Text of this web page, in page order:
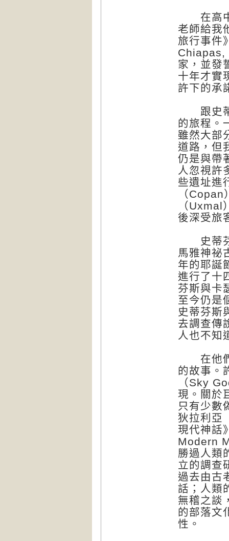
在高中
老師給我
旅行事件
Chiapas,
家，並發
十年才實
許下的承
跟史蒂
的旅程。
雖然大部
道路，但
仍是與帶
人忽視許
些遺址進
（
（
後深受旅
史蒂芬
馬雅神祕
年的耶誕
進行了十
芬斯與卡
至今仍是
史蒂芬斯
去調查傳
人也不知
在他們
的故事。
（Sky
現。關於
只有少數
狄拉利亞
現代神話
Modern
勝過人類
立的調查
過去由古
話；人類
無稽之談
的部落文
性。